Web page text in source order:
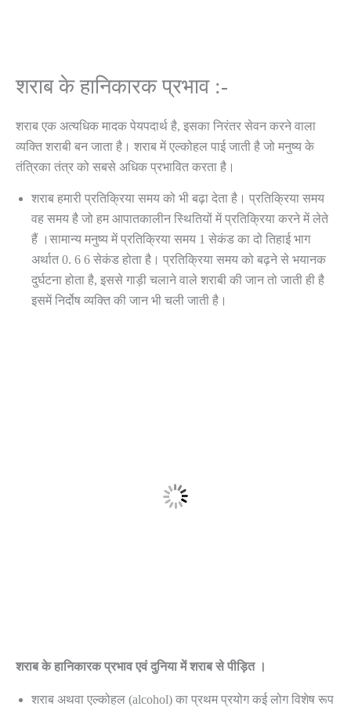
शराब के हानिकारक प्रभाव :-
शराब एक अत्यधिक मादक पेयपदार्थ है, इसका निरंतर सेवन करने वाला
व्यक्ति शराबी बन जाता है। शराब में एल्कोहल पाई जाती है जो मनुष्य के
तंत्रिका तंत्र को सबसे अधिक प्रभावित करता है।
शराब हमारी प्रतिक्रिया समय को भी बढ़ा देता है। प्रतिक्रिया समय
वह समय है जो हम आपातकालीन स्थितियों में प्रतिक्रिया करने में लेते
हैं ।सामान्य मनुष्य में प्रतिक्रिया समय 1 सेकंड का दो तिहाई भाग
अर्थात 0. 6 6 सेकंड होता है। प्रतिक्रिया समय को बढ़ने से भयानक
दुर्घटना होता है, इससे गाड़ी चलाने वाले शराबी की जान तो जाती ही है
इसमें निर्दोष व्यक्ति की जान भी चली जाती है।
शराब के हानिकारक प्रभाव एवं दुनिया में शराब से पीड़ित ।
शराब अथवा एल्कोहल (alcohol) का प्रथम प्रयोग कई लोग विशेष रूप